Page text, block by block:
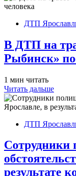
ДТП
В ДТП на
Рыбинск»
1 мин читать
Читать дальше
ДТП
Сотрудники
результате